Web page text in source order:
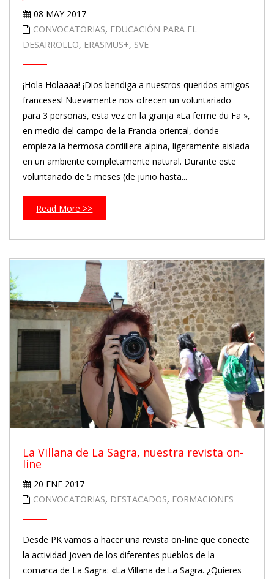
08 MAY 2017
CONVOCATORIAS, EDUCACIÓN PARA EL
DESARROLLO, ERASMUS+, SVE
¡Hola Holaaaa! ¡Dios bendiga a nuestros queridos amigos
franceses! Nuevamente nos ofrecen un voluntariado
para 3 personas, esta vez en la granja «La ferme du Faï»,
en medio del campo de la Francia oriental, donde
empieza la hermosa cordillera alpina, ligeramente aislada
en un ambiente completamente natural. Durante este
voluntariado de 5 meses (de junio hasta...
Read More >>
La Villana de La Sagra, nuestra revista on-
line
20 ENE 2017
CONVOCATORIAS, DESTACADOS, FORMACIONES
Desde PK vamos a hacer una revista on-line que conecte
la actividad joven de los diferentes pueblos de la
comarca de La Sagra: «La Villana de La Sagra. ¿Quieres